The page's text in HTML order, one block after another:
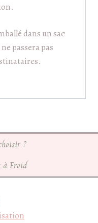
dans un sac
passera pas
?
à Froid